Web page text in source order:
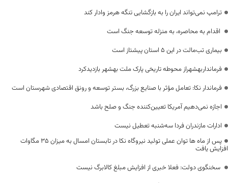
ترامپ نمی‌تواند ایران را به بازگشایی تنگه هرمز وادار کند
اقدام به محاصره، به منزله توسعه جنگ است
بیماری تب‌مالت در این ۵ استان پیشتاز است
فرمانداربهشهراز محوطه تاریخی پارک ملت بهشهر بازدیدکرد
فرماندار نکا: تعامل مؤثر با صنایع بزرگ، بستر توسعه و رونق اقتصادی شهرستان است
اجازه نمی‌دهیم آمریکا تعیین‌کننده جنگ و صلح باشد
ادارات مازندران فردا سه‌شنبه تعطیل نیست
پس از ماه ها توان عملی تولید نیروگاه نکا در تابستان امسال به میزان ۳۵ مگاوات
افزایش یافت
سخنگوی دولت: فعلا خبری از افزایش مبلغ کالابرگ نیست